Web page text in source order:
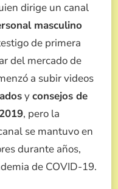
dirige un canal
masculino
de primera
del mercado de
a subir videos
yconsejos de
, pero la
se mantuvo en
durante años,
de COVID-19.